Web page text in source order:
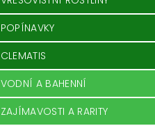
POPÍNAVKY
CLEMATIS
VODNÍ A BAHENNÍ
ZAJÍMAVOSTI A RARITY